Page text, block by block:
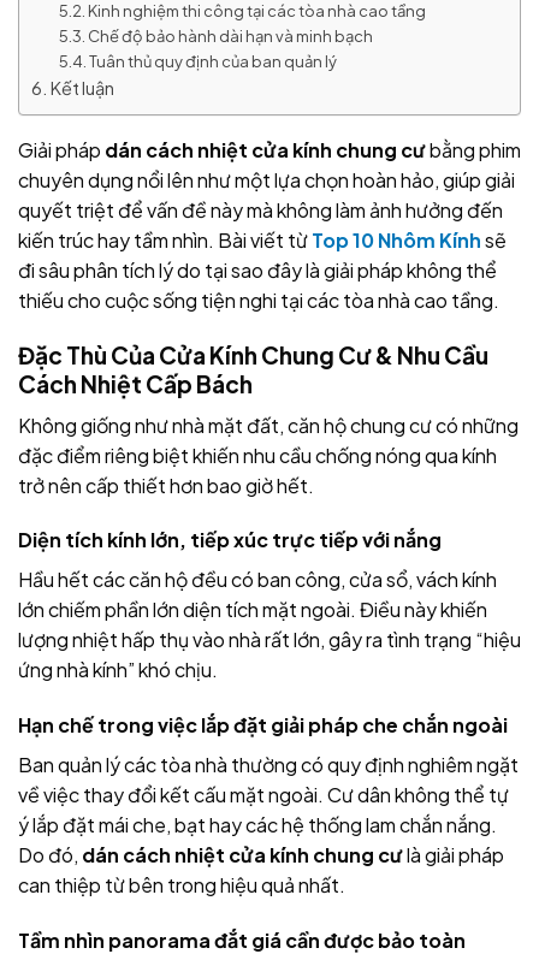
Kinh nghiệm thi công tại các tòa nhà cao tầng
Chế độ bảo hành dài hạn và minh bạch
Tuân thủ quy định của ban quản lý
Kết luận
Giải pháp dán cách nhiệt cửa kính chung cưbằng phim
chuyên dụng nổi lên như một lựa chọn hoàn hảo, giúp giải
quyết triệt để vấn đề này mà không làm ảnh hưởng đến
kiến trúc hay tầm nhìn. Bài viết từTop 10 Nhôm Kínhsẽ
đi sâu phân tích lý do tại sao đây là giải pháp không thể
thiếu cho cuộc sống tiện nghi tại các tòa nhà cao tầng.
Đặc Thù Của Cửa Kính Chung Cư & Nhu Cầu
Cách Nhiệt Cấp Bách
Không giống như nhà mặt đất, căn hộ chung cư có những
đặc điểm riêng biệt khiến nhu cầu chống nóng qua kính
trở nên cấp thiết hơn bao giờ hết.
Diện tích kính lớn, tiếp xúc trực tiếp với nắng
Hầu hết các căn hộ đều có ban công, cửa sổ, vách kính
lớn chiếm phần lớn diện tích mặt ngoài. Điều này khiến
lượng nhiệt hấp thụ vào nhà rất lớn, gây ra tình trạng “hiệu
ứng nhà kính” khó chịu.
Hạn chế trong việc lắp đặt giải pháp che chắn ngoài
Ban quản lý các tòa nhà thường có quy định nghiêm ngặt
về việc thay đổi kết cấu mặt ngoài. Cư dân không thể tự
ý lắp đặt mái che, bạt hay các hệ thống lam chắn nắng.
Do đó, dán cách nhiệt cửa kính chung cưlà giải pháp
can thiệp từ bên trong hiệu quả nhất.
Tầm nhìn panorama đắt giá cần được bảo toàn